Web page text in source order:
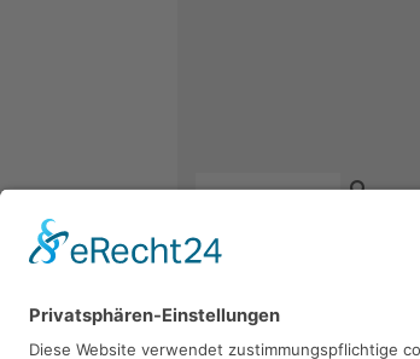
Kontakt
Newsletter
Impressum